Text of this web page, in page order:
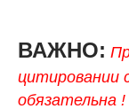
ВАЖНО:
цитировании
обязательна !